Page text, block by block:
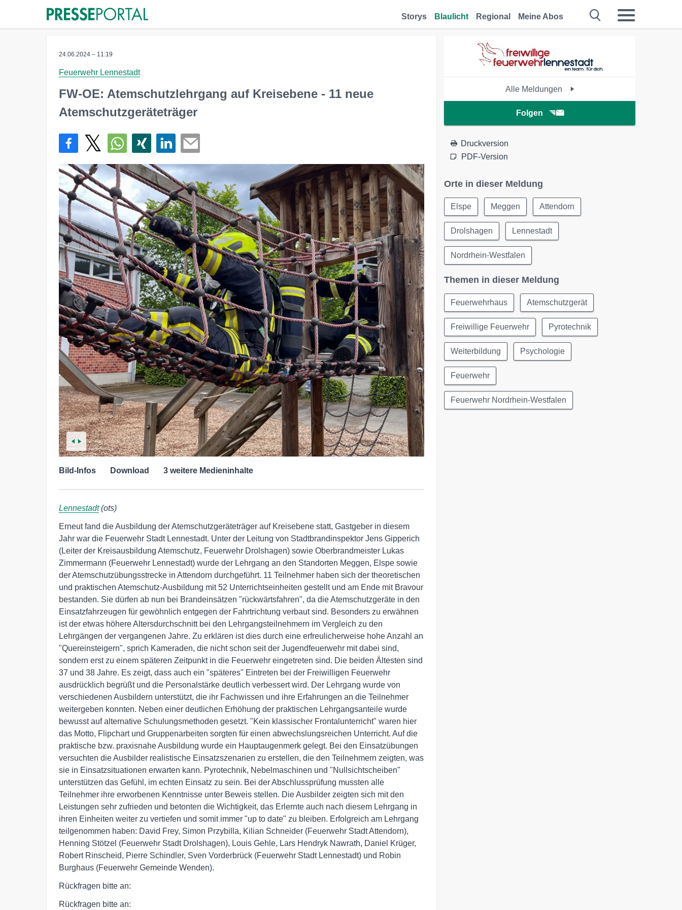
Storys Blaulicht Regional Meine Abos
24.06.2024 – 11:19
Feuerwehr Lennestadt
FW-OE: Atemschutzlehrgang auf Kreisebene - 11 neue
Atemschutzgeräteträger
Bild-Infos Download 3 weitere Medieninhalte
Lennestadt(ots)
Erneut fand die Ausbildung der Atemschutzgeräteträger auf Kreisebene statt, Gastgeber in diesem
Jahr war die Feuerwehr Stadt Lennestadt. Unter der Leitung von Stadtbrandinspektor Jens Gipperich
(Leiter der Kreisausbildung Atemschutz, Feuerwehr Drolshagen) sowie Oberbrandmeister Lukas
Zimmermann (Feuerwehr Lennestadt) wurde der Lehrgang an den Standorten Meggen, Elspe sowie
der Atemschutzübungsstrecke in Attendorn durchgeführt. 11 Teilnehmer haben sich der theoretischen
und praktischen Atemschutz-Ausbildung mit 52 Unterrichtseinheiten gestellt und am Ende mit Bravour
bestanden. Sie dürfen ab nun bei Brandeinsätzen "rückwärtsfahren", da die Atemschutzgeräte in den
Einsatzfahrzeugen für gewöhnlich entgegen der Fahrtrichtung verbaut sind. Besonders zu erwähnen
ist der etwas höhere Altersdurchschnitt bei den Lehrgangsteilnehmern im Vergleich zu den
Lehrgängen der vergangenen Jahre. Zu erklären ist dies durch eine erfreulicherweise hohe Anzahl an
"Quereinsteigern", sprich Kameraden, die nicht schon seit der Jugendfeuerwehr mit dabei sind,
sondern erst zu einem späteren Zeitpunkt in die Feuerwehr eingetreten sind. Die beiden Ältesten sind
37 und 38 Jahre. Es zeigt, dass auch ein "späteres" Eintreten bei der Freiwilligen Feuerwehr
ausdrücklich begrüßt und die Personalstärke deutlich verbessert wird. Der Lehrgang wurde von
verschiedenen Ausbildern unterstützt, die ihr Fachwissen und ihre Erfahrungen an die Teilnehmer
weitergeben konnten. Neben einer deutlichen Erhöhung der praktischen Lehrgangsanteile wurde
bewusst auf alternative Schulungsmethoden gesetzt. "Kein klassischer Frontalunterricht" waren hier
das Motto, Flipchart und Gruppenarbeiten sorgten für einen abwechslungsreichen Unterricht. Auf die
praktische bzw. praxisnahe Ausbildung wurde ein Hauptaugenmerk gelegt. Bei den Einsatzübungen
versuchten die Ausbilder realistische Einsatzszenarien zu erstellen, die den Teilnehmern zeigten, was
sie in Einsatzsituationen erwarten kann. Pyrotechnik, Nebelmaschinen und "Nullsichtscheiben"
unterstützen das Gefühl, im echten Einsatz zu sein. Bei der Abschlussprüfung mussten alle
Teilnehmer ihre erworbenen Kenntnisse unter Beweis stellen. Die Ausbilder zeigten sich mit den
Leistungen sehr zufrieden und betonten die Wichtigkeit, das Erlernte auch nach diesem Lehrgang in
ihren Einheiten weiter zu vertiefen und somit immer "up to date" zu bleiben. Erfolgreich am Lehrgang
teilgenommen haben: David Frey, Simon Przybilla, Kilian Schneider (Feuerwehr Stadt Attendorn),
Henning Stötzel (Feuerwehr Stadt Drolshagen), Louis Gehle, Lars Hendryk Nawrath, Daniel Krüger,
Robert Rinscheid, Pierre Schindler, Sven Vorderbrück (Feuerwehr Stadt Lennestadt) und Robin
Burghaus (Feuerwehr Gemeinde Wenden).
Rückfragen bitte an:
Rückfragen bitte an:
Alle Meldungen
Folgen
Druckversion
PDF-Version
Orte in dieser Meldung
Elspe Meggen Attendorn
Drolshagen Lennestadt
Nordrhein-Westfalen
Themen in dieser Meldung
Feuerwehrhaus Atemschutzgerät
Freiwillige Feuerwehr Pyrotechnik
Weiterbildung Psychologie
Feuerwehr
Feuerwehr Nordrhein-Westfalen